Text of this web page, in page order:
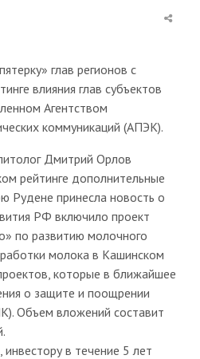
глав регионов с
влияния глав субъектов
Агентством
коммуникаций (АПЭК).
Дмитрий Орлов
рейтинге дополнительные
Рудене принесла новость о
РФ включило проект
по развитию молочного
молока в Кашинском
которые в ближайшее
о защите и поощрении
Объем вложений составит
в течение 5 лет